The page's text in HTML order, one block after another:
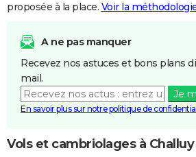
proposée à la place. Voir la
A ne pas manquer
Recevez nos astuces et bons plans
mail.
Je
En savoir plus sur notre politique de
Vols et cambriolages à Challuy